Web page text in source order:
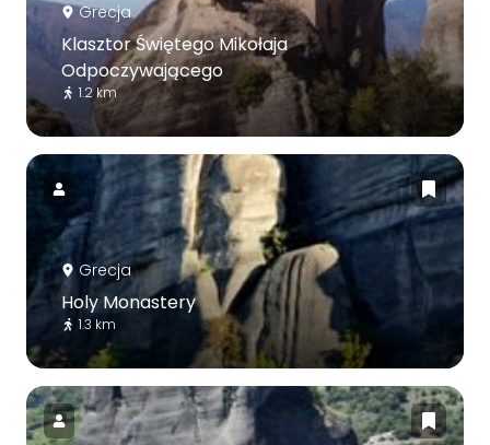
Grecja
Klasztor Świętego Mikołaja
Odpoczywającego
1.2 km
Grecja
Holy Monastery
1.3 km